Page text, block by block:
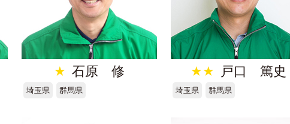
★ 石原 修
埼玉県 群馬県
★★ 戸口 篤史
埼玉県 群馬県